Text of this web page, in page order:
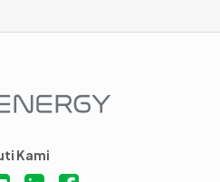
Kami